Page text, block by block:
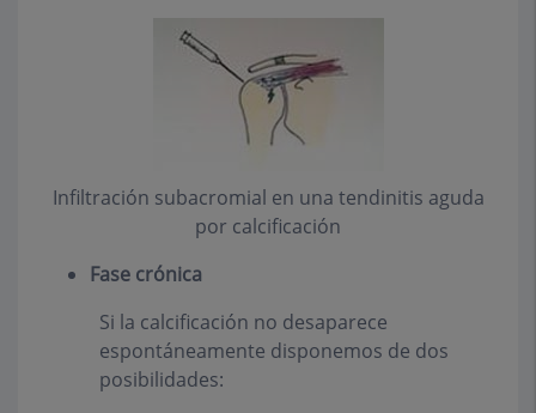
Infiltración subacromial en una tendinitis aguda
por calcificación
Fase crónica
Si la calcificación no desaparece
espontáneamente disponemos de dos
posibilidades: